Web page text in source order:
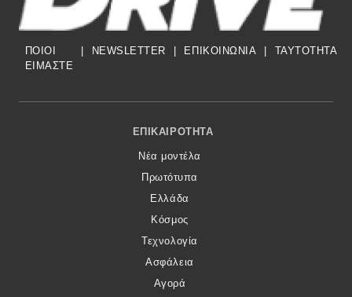
ΠΟΙΟΙ
ΕΙΜΑΣΤΕ
NEWSLETTER ΕΠΙΚΟΙΝΩΝΙΑ TAYTOTHTA
Footer Menu
ΕΠΙΚΑΙΡΌΤΗΤΑ
Νέα μοντέλα
Πρωτότυπα
Ελλάδα
Κόσμος
Τεχνολογία
Ασφάλεια
Αγορά